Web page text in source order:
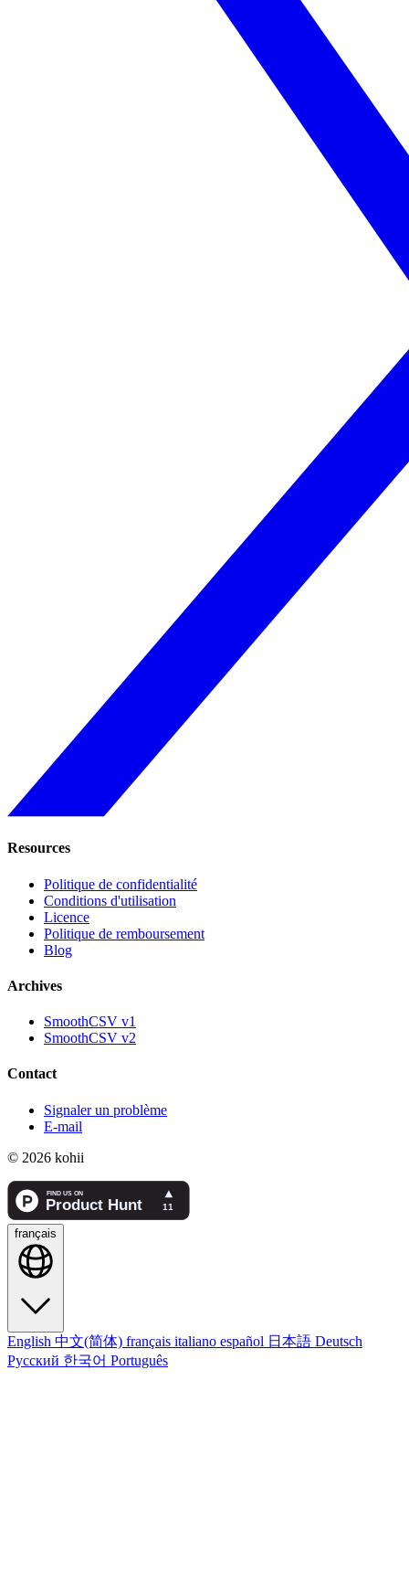
Resources
Politique de confidentialité
Conditions d'utilisation
Licence
Politique de remboursement
Blog
Archives
SmoothCSV v1
SmoothCSV v2
Contact
Signaler un problème
E-mail
© 2026 kohii
français
English 中文(简体) français italiano español 日本語 Deutsch
Русский 한국어 Português